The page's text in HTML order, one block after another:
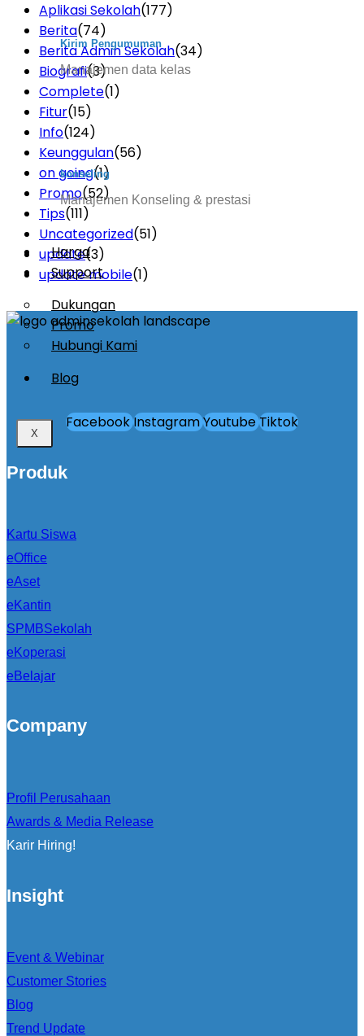
Kirim Pengumuman
Manajemen data kelas
konseling
Manajemen Konseling & prestasi
Harga
Support
Dukungan
Promo
Hubungi Kami
Blog
X
Aplikasi Sekolah(177)
Berita(74)
Berita Admin Sekolah(34)
Biografi(3)
Complete(1)
Fitur(15)
Info(124)
Keunggulan(56)
on going(1)
Promo(52)
Tips(111)
Uncategorized(51)
update(3)
update mobile(1)
FacebookInstagramYoutubeTiktok
Produk
Kartu Siswa
eOffice
eAset
eKantin
SPMBSekolah
eKoperasi
eBelajar
Company
Profil Perusahaan
Awards & Media Release
Karir Hiring!
Insight
Event & Webinar
Customer Stories
Blog
Trend Update